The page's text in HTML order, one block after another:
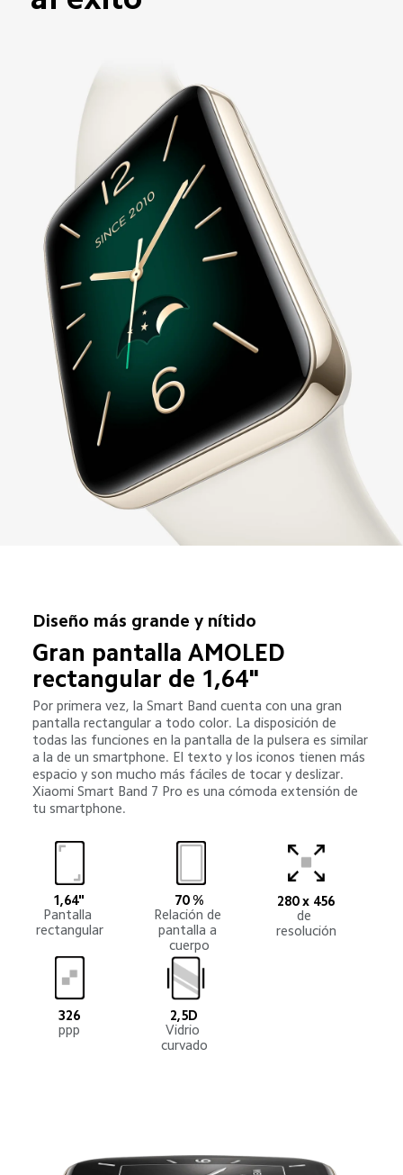
Diseño más grande y nítido
Gran pantalla AMOLED
rectangular de 1,64"
Por primera vez, la Smart Band cuenta con una gran
pantalla rectangular a todo color. La disposición de
todas las funciones en la pantalla de la pulsera es similar
a la de un smartphone. El texto y los iconos tienen más
espacio y son mucho más fáciles de tocar y deslizar.
Xiaomi Smart Band 7 Pro es una cómoda extensión de
tu smartphone.
1,64"
Pantalla
rectangular
70 %
Relación de
pantalla a
cuerpo
280 x 456
de
resolución
326
ppp
2,5D
Vidrio
curvado